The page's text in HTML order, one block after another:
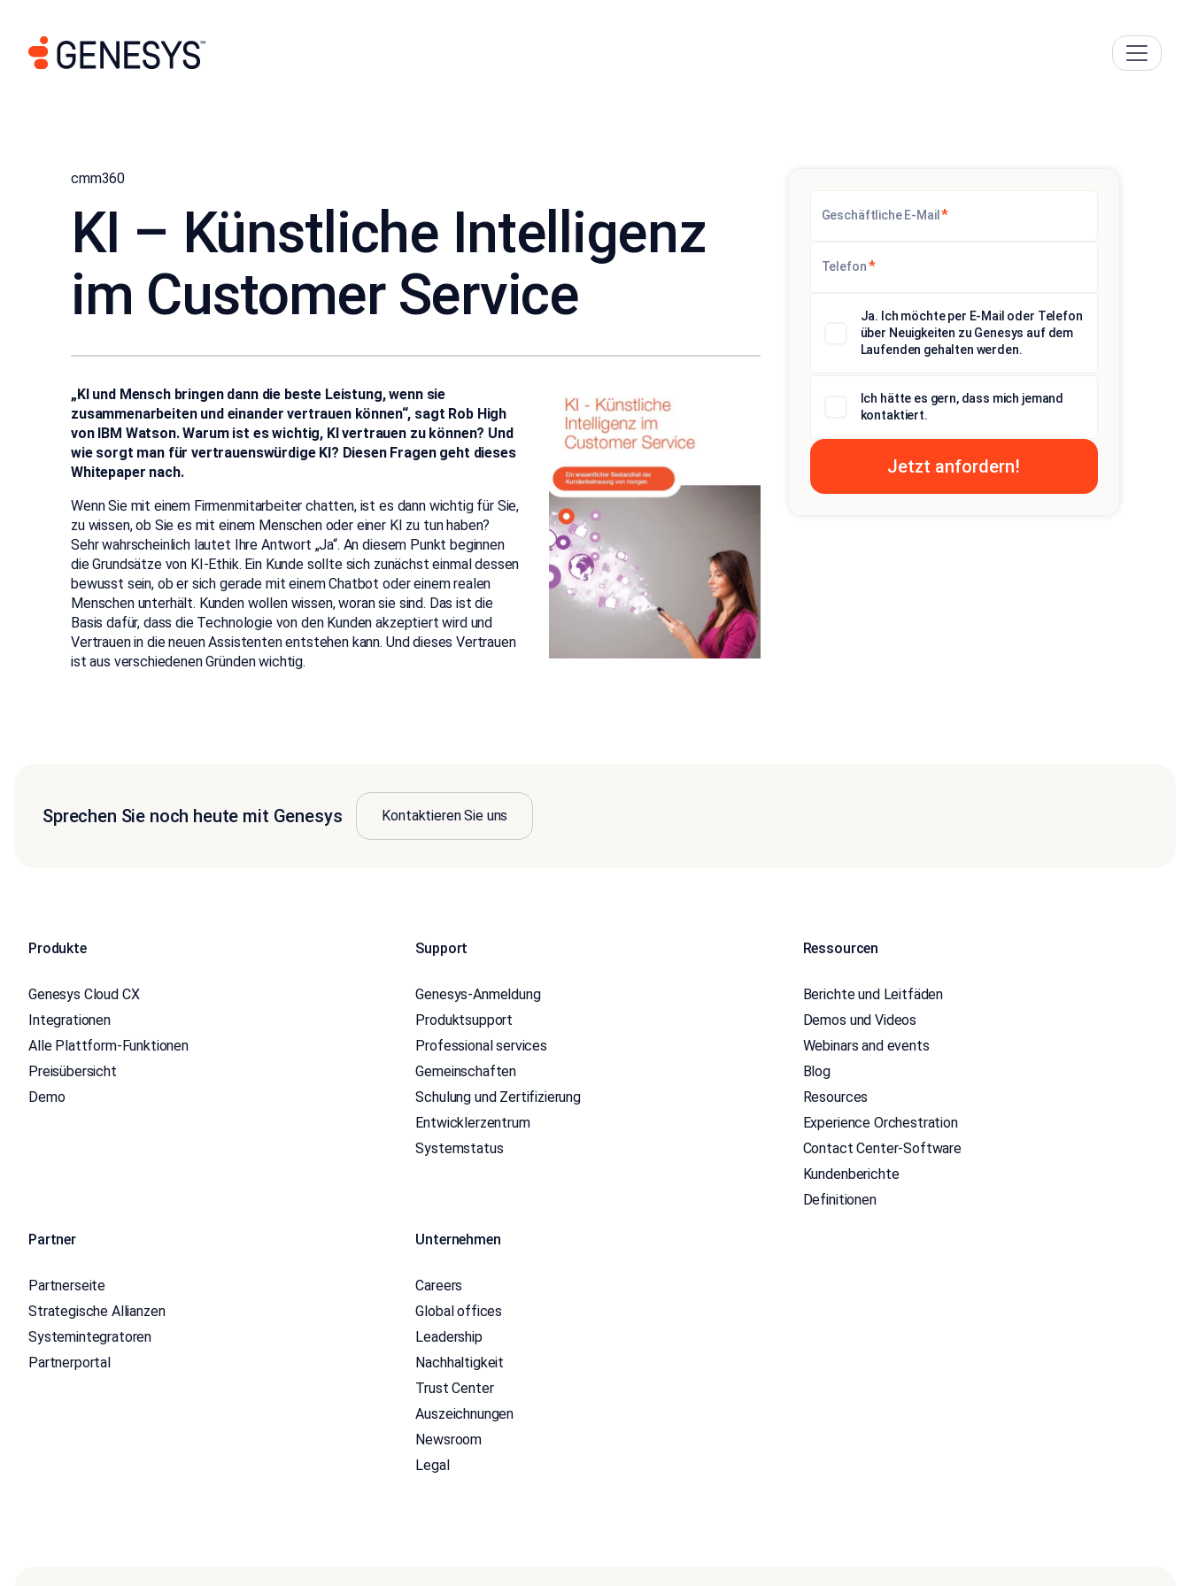
cmm360
KI – Künstliche Intelligenz
im Customer Service
„KI und Mensch bringen dann die beste Leistung, wenn sie
zusammenarbeiten und einander vertrauen können“, sagt Rob High
von IBM Watson. Warum ist es wichtig, KI vertrauen zu können? Und
wie sorgt man für vertrauenswürdige KI? Diesen Fragen geht dieses
Whitepaper nach.
Wenn Sie mit einem Firmenmitarbeiter chatten, ist es dann wichtig für Sie,
zu wissen, ob Sie es mit einem Menschen oder einer KI zu tun haben?
Sehr wahrscheinlich lautet Ihre Antwort „Ja“. An diesem Punkt beginnen
die Grundsätze von KI-Ethik. Ein Kunde sollte sich zunächst einmal dessen
bewusst sein, ob er sich gerade mit einem Chatbot oder einem realen
Menschen unterhält. Kunden wollen wissen, woran sie sind. Das ist die
Basis dafür, dass die Technologie von den Kunden akzeptiert wird und
Vertrauen in die neuen Assistenten entstehen kann. Und dieses Vertrauen
ist aus verschiedenen Gründen wichtig.
Geschäftliche E-Mail *
Telefon*
Ja. Ich möchte per E-Mail oder Telefon
über Neuigkeiten zu Genesys auf dem
Laufenden gehalten werden.
Ich hätte es gern, dass mich jemand
kontaktiert.
Sprechen Sie noch heute mit Genesys Kontaktieren Sie uns
Produkte
Genesys Cloud CX
Integrationen
Alle Plattform-Funktionen
Preisübersicht
Demo
Support
Genesys-Anmeldung
Produktsupport
Professional services
Gemeinschaften
Schulung und Zertifizierung
Entwicklerzentrum
Systemstatus
Ressourcen
Berichte und Leitfäden
Demos und Videos
Webinars and events
Blog
Resources
Experience Orchestration
Contact Center-Software
Kundenberichte
Definitionen
Partner
Partnerseite
Strategische Allianzen
Systemintegratoren
Partnerportal
Unternehmen
Careers
Global offices
Leadership
Nachhaltigkeit
Trust Center
Auszeichnungen
Newsroom
Legal